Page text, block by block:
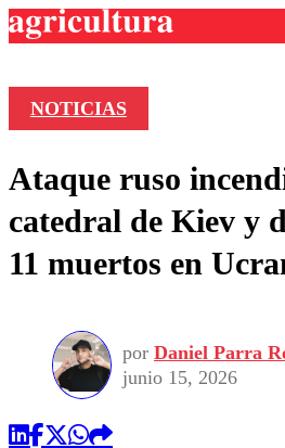
Frecuencias
Agricultura TV
Deportes
Colo Colo
Seleccion Chilena
Torneo
Entretención
Economía
Internacional
Publicaciones en
Opinión
NOTICIAS
Ataque ruso
catedral de Kiev y
11 muertos en
por Daniel Parra
junio 15, 2026